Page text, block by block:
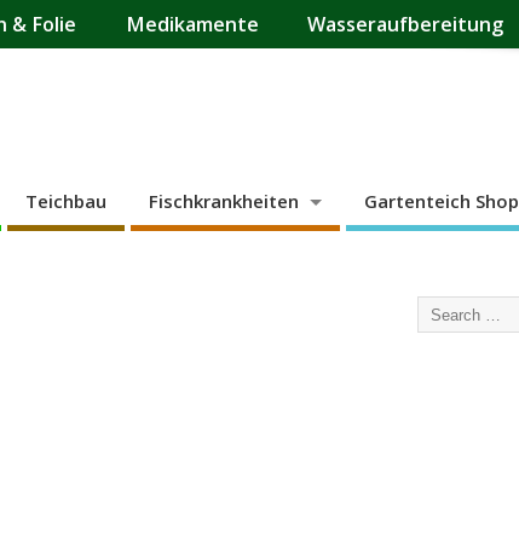
& Folie Medikamente Wasseraufbereitung
Teichbau Fischkrankheiten Gartenteich Shop